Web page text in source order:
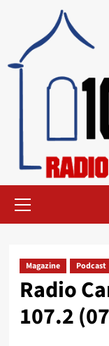
Magazine Podcast
Radio
107.2